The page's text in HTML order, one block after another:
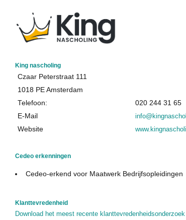
King nascholing
Czaar Peterstraat 111
1018 PE Amsterdam
Telefoon:
020 244 31 65
E-Mail
Website
Cedeo erkenningen
Cedeo-erkend voor Maatwerk Bedrijfsopleidingen
Klanttevredenheid
Download het meest recente klanttevredenheidsonderzoek